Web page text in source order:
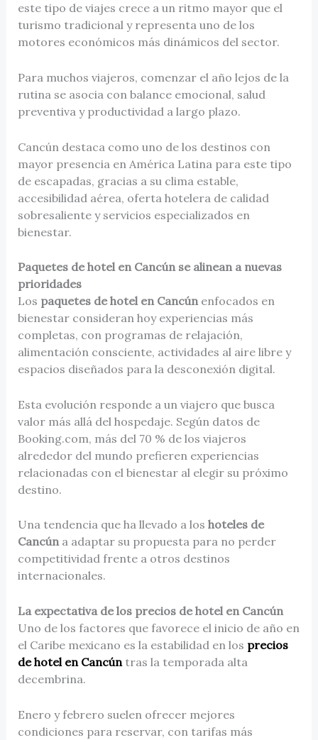
este tipo de viajes crece a un ritmo mayor que el
turismo tradicional y representa uno de los
motores económicos más dinámicos del sector.
Para muchos viajeros, comenzar el año lejos de la
rutina se asocia con balance emocional, salud
preventiva y productividad a largo plazo.
Cancún destaca como uno de los destinos con
mayor presencia en América Latina para este tipo
de escapadas, gracias a su clima estable,
accesibilidad aérea, oferta hotelera de calidad
sobresaliente y servicios especializados en
bienestar.
Paquetes de hotel en Cancún se alinean a nuevas
prioridades
Los paquetes de hotel en Cancúnenfocados en
bienestar consideran hoy experiencias más
completas, con programas de relajación,
alimentación consciente, actividades al aire libre y
espacios diseñados para la desconexión digital.
Esta evolución responde a un viajero que busca
valor más allá del hospedaje. Según datos de
Booking.com, más del 70 % de los viajeros
alrededor del mundo prefieren experiencias
relacionadas con el bienestar al elegir su próximo
destino.
Una tendencia que ha llevado a los hoteles de
Cancúna adaptar su propuesta para no perder
competitividad frente a otros destinos
internacionales.
La expectativa de los precios de hotel en Cancún
Uno de los factores que favorece el inicio de año en
el Caribe mexicano es la estabilidad en los precios
de hotel en Cancúntras la temporada alta
decembrina.
Enero y febrero suelen ofrecer mejores
condiciones para reservar, con tarifas más